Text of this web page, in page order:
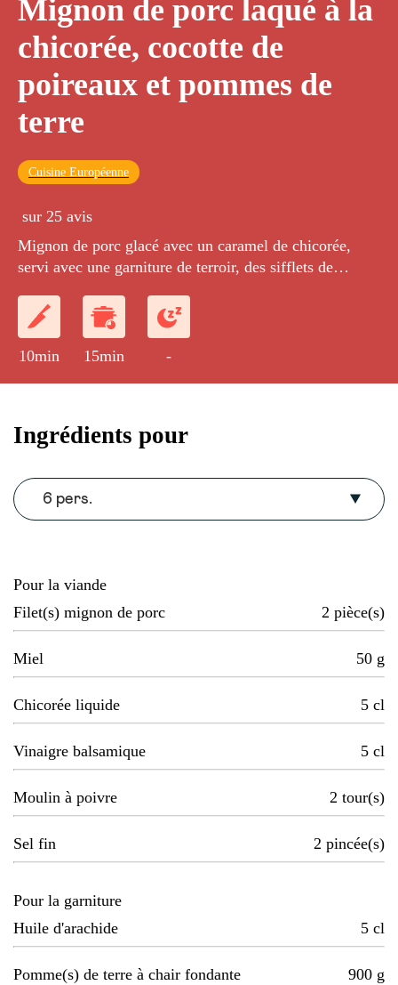
Mignon de porc laqué à la
chicorée, cocotte de
poireaux et pommes de
terre
Cuisine Européenne
sur 25 avis
Mignon de porc glacé avec un caramel de chicorée,
servi avec une garniture de terroir, des sifflets de
cocotte.
10min 15min -
Ingrédients pour
6 pers.
Pour la viande
Filet(s) mignon de porc
2 pièce(s)
Miel 50 g
Chicorée liquide 5 cl
Vinaigre balsamique 5 cl
Moulin à poivre 2 tour(s)
Sel fin 2 pincée(s)
Pour la garniture
Huile d'arachide
5 cl
Pomme(s) de terre à chair fondante 900 g